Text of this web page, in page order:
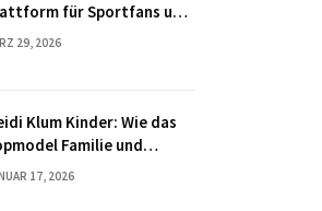
für Sportfans und
29, 2026
Klum Kinder: Wie das
Familie und
vereint
17, 2026